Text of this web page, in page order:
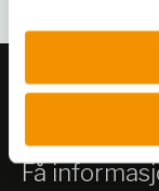
Anvendelse:
cytometere
Meld deg
Få